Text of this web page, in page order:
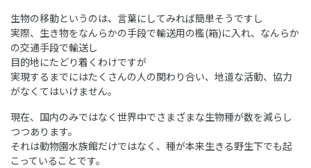
生物の移動というのは、言葉にしてみれば簡単そうですし
実際、生き物をなんらかの手段で輸送用の檻(箱)に入れ、なんらか
の交通手段で輸送し
目的地にたどり着くわけですが
実現するまでにはたくさんの人の関わり合い、地道な活動、協力
がなくてはいけません。
現在、国内のみではなく世界中でさまざまな生物種が数を減らし
つつあります。
それは動物園水族館だけではなく、種が本来生きる野生下でも起
こっていることです。